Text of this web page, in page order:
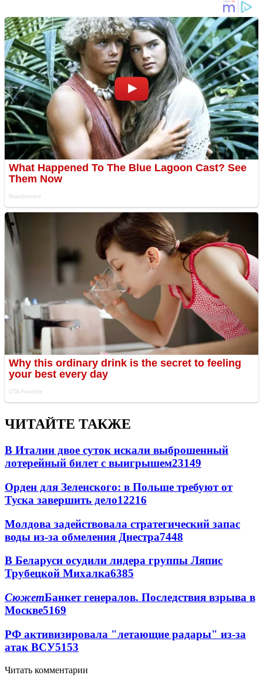
ЧИТАЙТЕ ТАКЖЕ
В Италии двое суток искали выброшенный
лотерейный билет с выигрышем23149
Орден для Зеленского: в Польше требуют от
Туска завершить дело12216
Молдова задействовала стратегический запас
воды из-за обмеления Днестра7448
В Беларуси осудили лидера группы Ляпис
Трубецкой Михалка6385
СюжетБанкет генералов. Последствия взрыва в
Москве5169
РФ активизировала "летающие радары" из-за
атак ВСУ5153
Читать комментарии